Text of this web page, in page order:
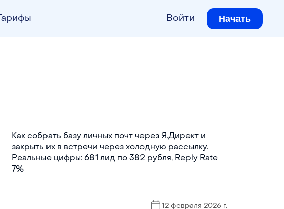
Тарифы Войти Начать
Как собрать базу личных почт через Я.Директ и
закрыть их в встречи через холодную рассылку.
Реальные цифры: 681 лид по 382 рубля, Reply Rate
7%
12 февраля 2026 г.